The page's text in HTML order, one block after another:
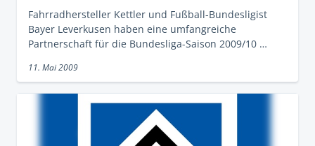
Fahrradhersteller Kettler und Fußball-Bundesligist
Bayer Leverkusen haben eine umfangreiche
Partnerschaft für die Bundesliga-Saison 2009/10 …
11. Mai 2009